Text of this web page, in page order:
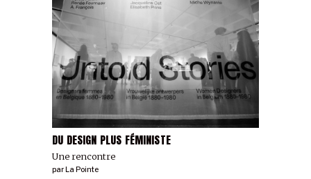
DU DESIGN PLUS FÉMINISTE
Une rencontre
parLa Pointe